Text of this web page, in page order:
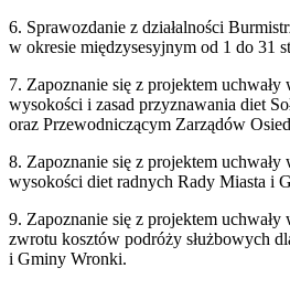
6. Sprawozdanie z działalności
w okresie międzysesyjnym od 1 do 31
7. Zapoznanie się z projektem uchwały
wysokości i zasad przyznawania diet
oraz Przewodniczącym Zarządów
8. Zapoznanie się z projektem uchwały
wysokości diet radnych Rady Miasta i
9. Zapoznanie się z projektem uchwały
zwrotu kosztów podróży służbowych
i Gminy Wronki.